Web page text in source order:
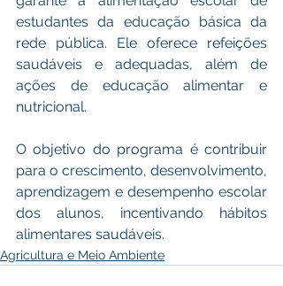
estudantes da educação básica da
rede pública. Ele oferece refeições
saudáveis e adequadas, além de
ações de educação alimentar e
nutricional.
O objetivo do programa é contribuir
para o crescimento, desenvolvimento,
aprendizagem e desempenho escolar
dos alunos, incentivando hábitos
alimentares saudáveis.
Agricultura e Meio Ambiente